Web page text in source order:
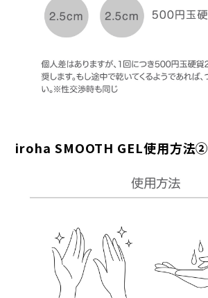
iroha SMOOTH GEL使用方法②